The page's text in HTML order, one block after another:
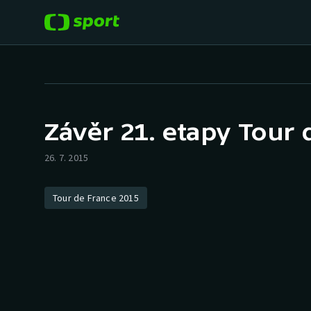
Hokej
Atletika
Baseball a softbal
Závěr 21. etapy Tour
26. 7. 2015
Tour de France 2015